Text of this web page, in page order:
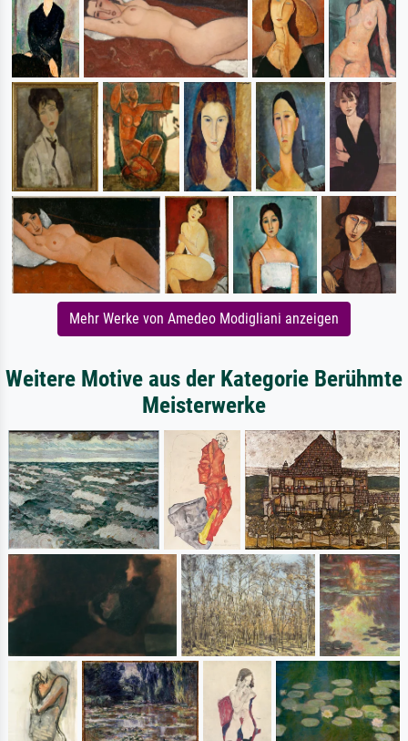
Mehr Werke von Amedeo Modigliani anzeigen
Weitere Motive aus der Kategorie Berühmte
Meisterwerke